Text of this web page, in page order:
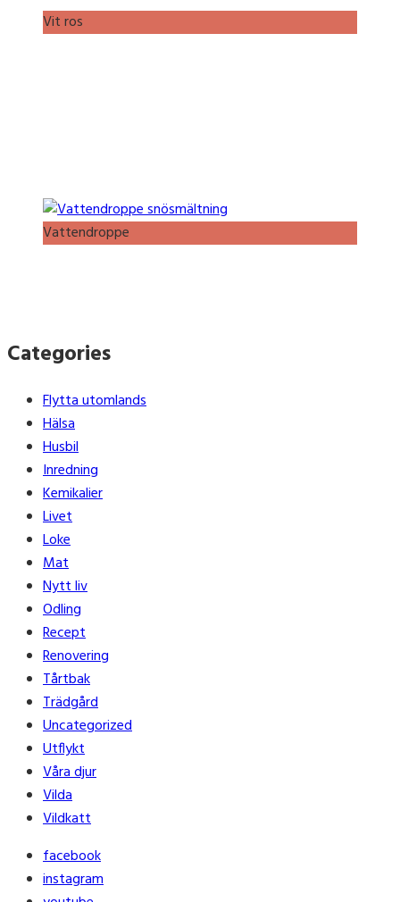
Vit ros
Vattendroppe
Categories
Flytta utomlands
Hälsa
Husbil
Inredning
Kemikalier
Livet
Loke
Mat
Nytt liv
Odling
Recept
Renovering
Tårtbak
Trädgård
Uncategorized
Utflykt
Våra djur
Vilda
Vildkatt
facebook
instagram